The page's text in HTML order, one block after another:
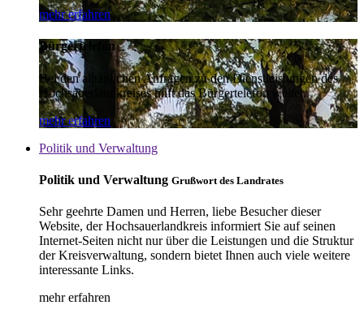
mehr erfahren
Bürgertelefon
Bei den alltäglichen Anfragen zu den Dienstleistungen des
Hochsauerlandkreises hilft das Bürgertelefon weiter.
mehr erfahren
Politik und Verwaltung
Politik und Verwaltung Grußwort des Landrates
Sehr geehrte Damen und Herren, liebe Besucher dieser
Website, der Hochsauerlandkreis informiert Sie auf seinen
Internet-Seiten nicht nur über die Leistungen und die Struktur
der Kreisverwaltung, sondern bietet Ihnen auch viele weitere
interessante Links.
mehr erfahren